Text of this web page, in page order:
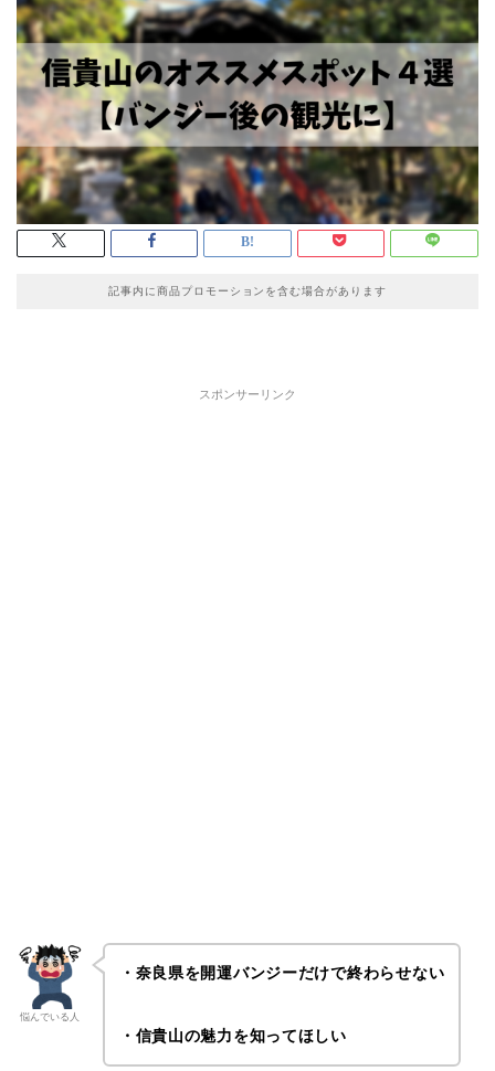
記事内に商品プロモーションを含む場合があります
スポンサーリンク
悩んでいる人
・奈良県を開運バンジーだけで終わらせない
・信貴山の魅力を知ってほしい